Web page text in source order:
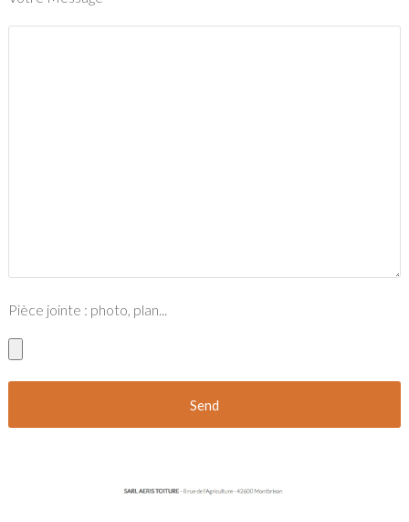
Pièce jointe : photo, plan...